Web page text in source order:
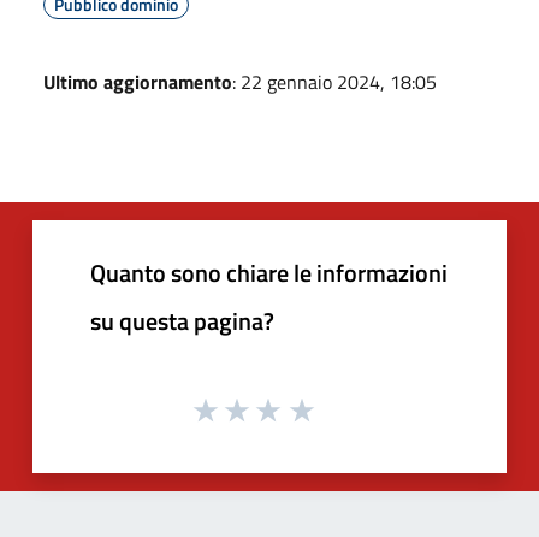
Ultimo aggiornamento: 22 gennaio 2024, 18:05
Quanto sono chiare le informazioni
su questa pagina?